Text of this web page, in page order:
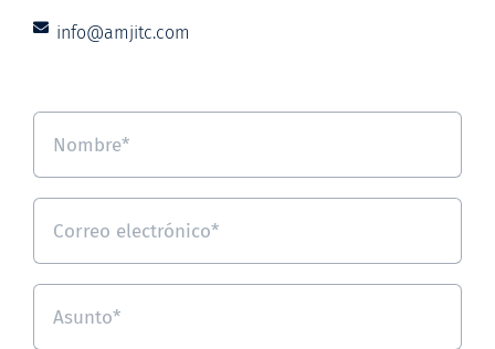
info@amjitc.com